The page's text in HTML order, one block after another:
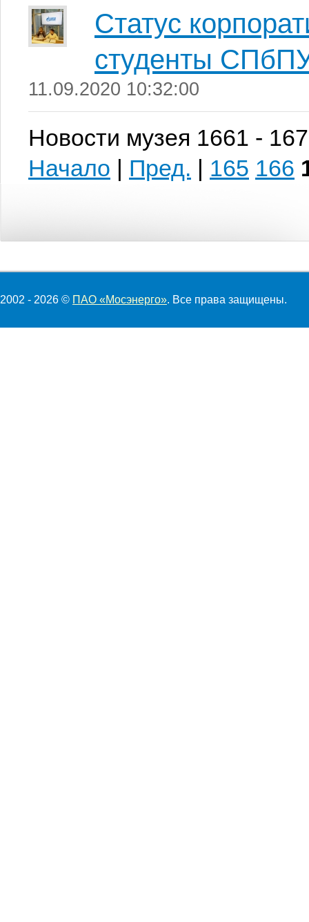
Статус
студенты
11.09.2020 10:32:00
Новости музея 1661 -
Начало | Пред. | 165 166
2002 - 2026 © ПАО «Мосэнерго». Все права защищены.